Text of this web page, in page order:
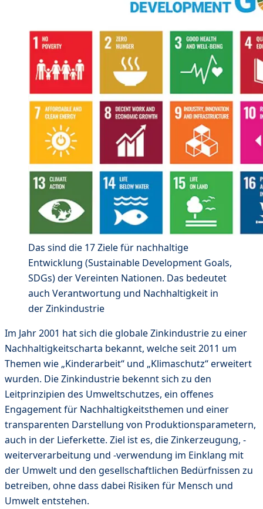
Das sind die 17 Ziele für nachhaltige
Entwicklung (Sustainable Development Goals,
SDGs) der Vereinten Nationen. Das bedeutet
auch Verantwortung und Nachhaltigkeit in
der Zinkindustrie
Im Jahr 2001 hat sich die globale Zinkindustrie zu einer
Nachhaltigkeitscharta bekannt, welche seit 2011 um
Themen wie „Kinderarbeit“ und „Klimaschutz“ erweitert
wurden. Die Zinkindustrie bekennt sich zu den
Leitprinzipien des Umweltschutzes, ein offenes
Engagement für Nachhaltigkeitsthemen und einer
transparenten Darstellung von Produktionsparametern,
auch in der Lieferkette. Ziel ist es, die Zinkerzeugung, -
weiterverarbeitung und -verwendung im Einklang mit
der Umwelt und den gesellschaftlichen Bedürfnissen zu
betreiben, ohne dass dabei Risiken für Mensch und
Umwelt entstehen.